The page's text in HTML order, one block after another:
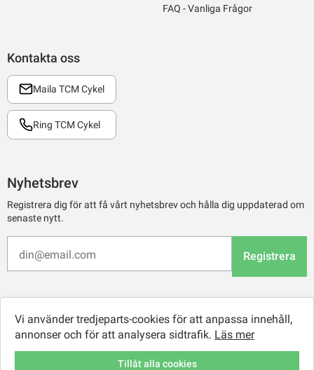
Kontakta oss
Maila TCM Cykel
Ring TCM Cykel
FAQ - Vanliga Frågor
Nyhetsbrev
Registrera dig för att få vårt nyhetsbrev och hålla dig uppdaterad om
senaste nytt.
Registrera
Vi använder tredjeparts-cookies för att anpassa innehåll,
annonser och för att analysera sidtrafik. Läs mer
Tillåt alla cookies